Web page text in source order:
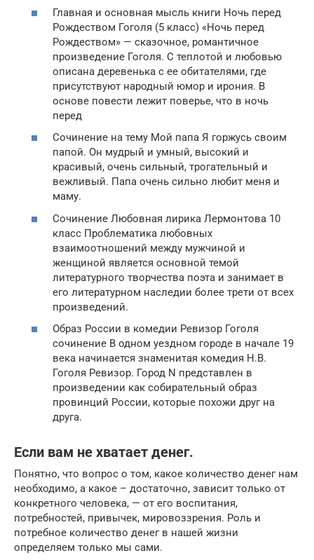
Главная и основная мысль книги Ночь перед
Рождеством Гоголя (5 класс) «Ночь перед
Рождеством» — сказочное, романтичное
произведение Гоголя. С теплотой и любовью
описана деревенька с ее обитателями, где
присутствуют народный юмор и ирония. В
основе повести лежит поверье, что в ночь
перед
Сочинение на тему Мой папа Я горжусь своим
папой. Он мудрый и умный, высокий и
красивый, очень сильный, трогательный и
вежливый. Папа очень сильно любит меня и
маму.
Сочинение Любовная лирика Лермонтова 10
класс Проблематика любовных
взаимоотношений между мужчиной и
женщиной является основной темой
литературного творчества поэта и занимает в
его литературном наследии более трети от всех
произведений.
Образ России в комедии Ревизор Гоголя
сочинение В одном уездном городе в начале 19
века начинается знаменитая комедия Н.В.
Гоголя Ревизор. Город N представлен в
произведении как собирательный образ
провинций России, которые похожи друг на
друга.
Если вам не хватает денег.
Понятно, что вопрос о том, какое количество денег нам
необходимо, а какое – достаточно, зависит только от
конкретного человека, — от его воспитания,
потребностей, привычек, мировоззрения. Роль и
потребное количество денег в нашей жизни
определяем только мы сами.